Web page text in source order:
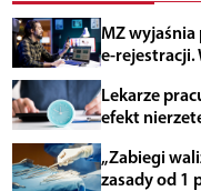
MZ
e-rejestracji.
Lekarze
efekt
„Zabiegi
zasady od 1